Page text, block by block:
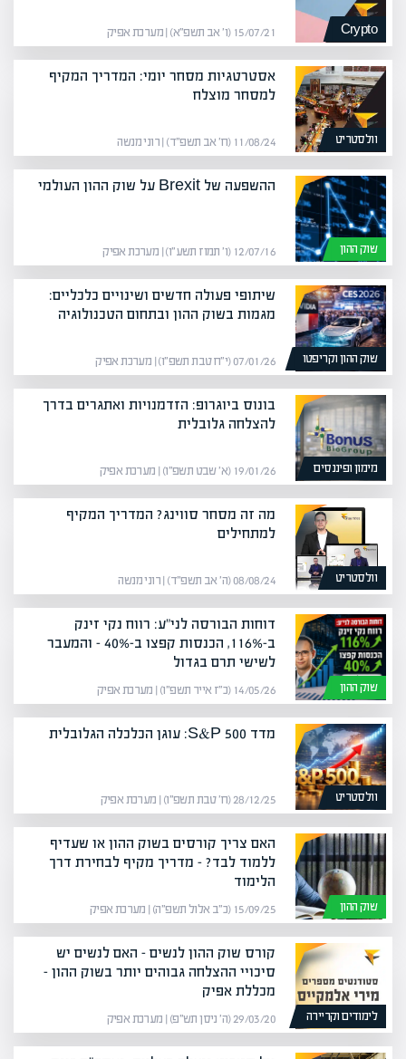
Crypto 15/07/21 (ו׳ אב תשפ״א) | מערכת אפיק
וולסטריט
אסטרטגיות מסחר יומי: המדריך המקיף
למסחר מוצלח
11/08/24 (ח׳ אב תשפ״ד) | רוני מנשה
שוק ההון
ההשפעה של Brexit על שוק ההון העולמי
12/07/16 (ו׳ תמוז תשע״ו) | מערכת אפיק
שוק ההון וקריפטו
שיתופי פעולה חדשים ושינויים כלכליים:
מגמות בשוק ההון ובתחום הטכנולוגיה
07/01/26 (י״ח טבת תשפ״ו) | מערכת אפיק
מימון ופיננסים
בונוס ביוגרופ: הזדמנויות ואתגרים בדרך
להצלחה גלובלית
19/01/26 (א׳ שבט תשפ״ו) | מערכת אפיק
וולסטריט
מה זה מסחר סווינג? המדריך המקיף
למתחילים
08/08/24 (ה׳ אב תשפ״ד) | רוני מנשה
שוק ההון
דוחות הבורסה לני"ע: רווח נקי זינק
ב-116%, הכנסות קפצו ב-40% – והמעבר
לשישי תרם בגדול
14/05/26 (כ״ז אייר תשפ״ו) | מערכת אפיק
וולסטריט
מדד S&P 500: עוגן הכלכלה הגלובלית
28/12/25 (ח׳ טבת תשפ״ו) | מערכת אפיק
שוק ההון
האם צריך קורסים בשוק ההון או שעדיף
ללמוד לבד? – מדריך מקיף לבחירת דרך
הלימוד
15/09/25 (כ״ב אלול תשפ״ה) | מערכת אפיק
לימודים וקריירה
קורס שוק ההון לנשים – האם לנשים יש
סיכויי ההצלחה גבוהים יותר בשוק ההון –
מכללת אפיק
29/03/20 (ה׳ ניסן תש״פ) | מערכת אפיק